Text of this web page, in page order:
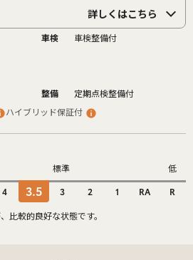
詳しくはこちら
車検
車検整備付
整備
定期点検整備付
ハイブリッド保証付
標準 低
4 3.5 3 2 1 RA R
比較的良好な状態です。